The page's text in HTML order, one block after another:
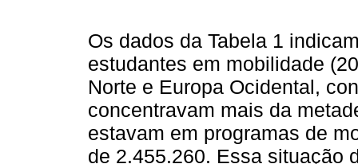
Os dados da Tabela 1
estudantes em mobilidade
Norte e Europa Ocidental,
concentravam mais da
estavam em programas de
de 2.455.260. Essa situação